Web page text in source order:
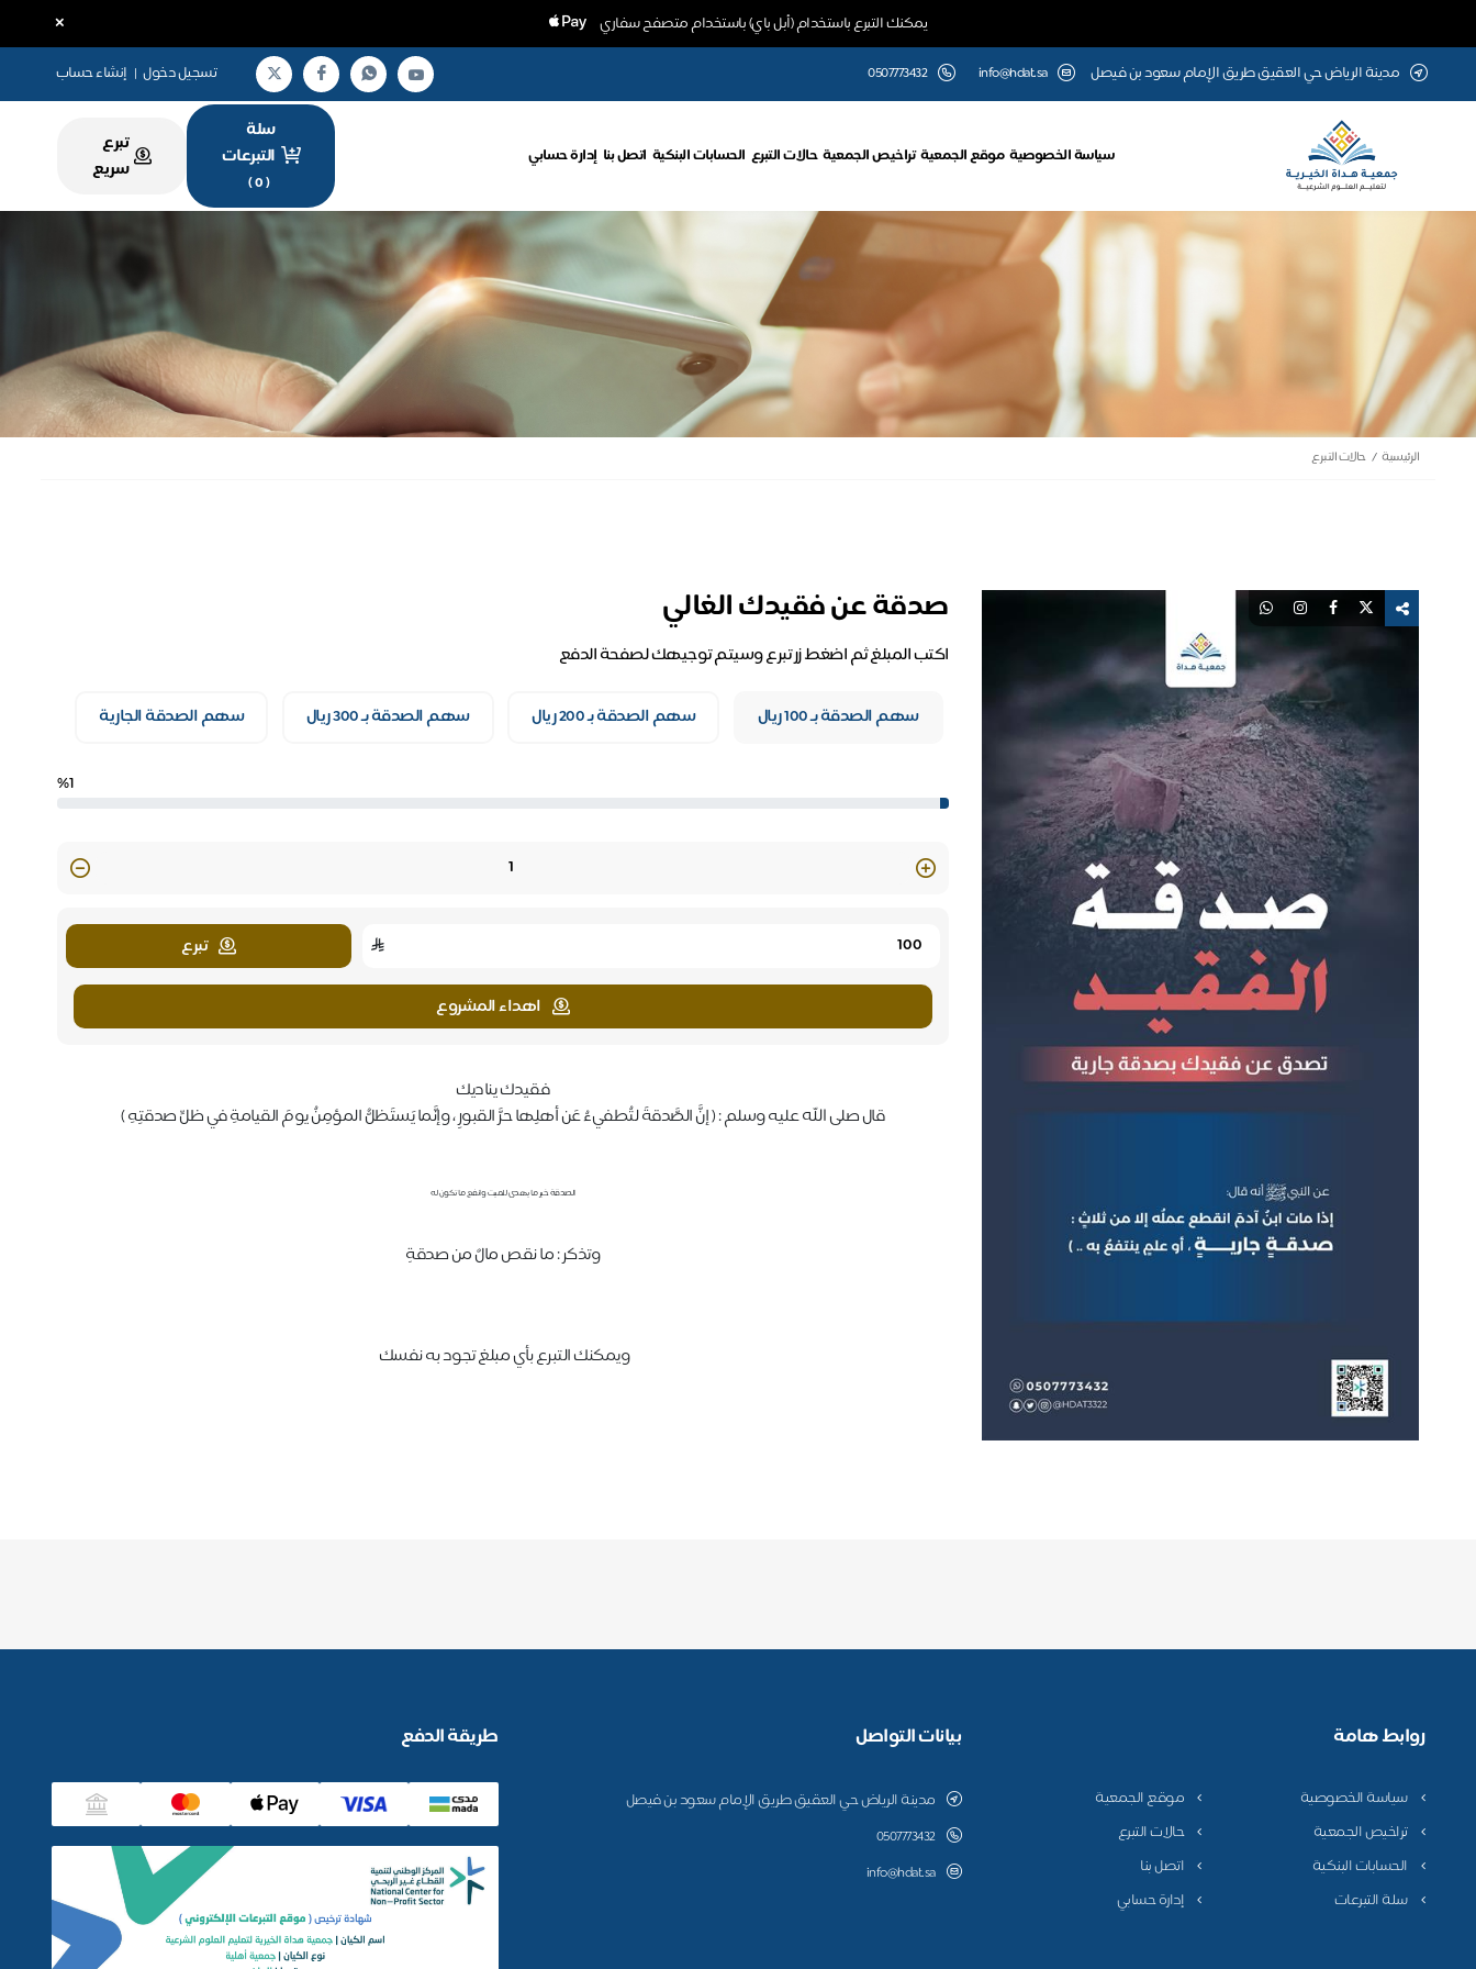
يمكنك التبرع باستخدام (أبل باي) باستخدام متصفح سفاري ×
مدينة الرياض حي العقيق طريق الإمام سعود بن فيصل info@hdat.sa
0507773432 تسجيل دخول | إنشاء حساب
سياسة الخصوصية موقع الجمعية تراخيص الجمعية حالات التبرع الحسابات البنكية اتصل بنا إدارة حسابي
سلة
التبرعات
(
0
)
تبرع
سريع
الرئيسية حالات التبرع
صدقة عن فقيدك الغالي
اكتب المبلغ ثم اضغط زر تبرع وسيتم توجيهك لصفحة الدفع
سهم الصدقة بـ 100 ريال سهم الصدقة بـ 200 ريال سهم الصدقة بـ 300 ريال سهم الصدقة الجارية
%1
Quantity
تبرع
اهداء المشروع
فقيدك يناديك
قال صلى الله عليه وسلم : ( إنَّ الصَّدقةَ لتُطفيءُ عَن أهلِها حرَّ القبورِ ، وإنَّما يَستَظلُّ المؤمِنُ يومَ القيامةِ في ظلِّ صدقتِهِ )
الصدقة خير ما يهدى للميت وانفع ما تكون له
وتذكر : ما نقص مالٌ من صدقةٍ
ويمكنك التبرع بأي مبلغ تجود به نفسك
روابط هامة
سياسة الخصوصية
موقع الجمعية
تراخيص الجمعية
حالات التبرع
الحسابات البنكية
اتصل بنا
سلة التبرعات
إدارة حسابي
بيانات التواصل
مدينة الرياض حي العقيق طريق الإمام سعود بن فيصل
0507773432
info@hdat.sa
طريقة الدفع